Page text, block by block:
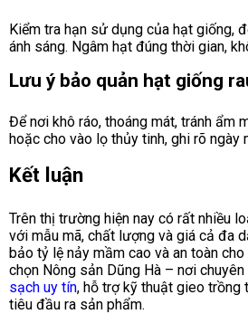
Kiểm tra hạn sử dụng của hạt giống,
ánh sáng. Ngâm hạt đúng thời gian,
Lưu ý bảo quản hạt giống
Để nơi khô ráo, thoáng mát, tránh ẩm
hoặc cho vào lọ thủy tinh, ghi rõ ngày
Kết luận
Trên thị trường hiện nay có rất nhiều
với mẫu mã, chất lượng và giá cả đa
bảo tỷ lệ nảy mầm cao và an toàn
chọn Nông sản Dũng Hà – nơi chuyên
sạch uy tín, hỗ trợ kỹ thuật gieo trồng
tiêu đầu ra sản phẩm.